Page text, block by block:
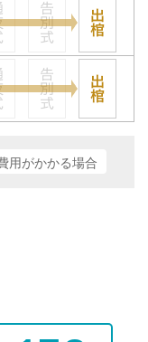
用がかかる場合